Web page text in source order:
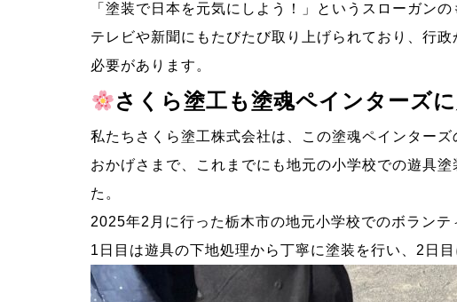
「塗装で日本を元気にしよう！」というスローガン
テレビや新聞にもたびたび取り上げられており、行
必要があります。
さくら塗工も塗魂ペインターズ
私たちさくら塗工株式会社は、この塗魂ペインター
おかげさまで、これまでにも地元の小学校での遊具
た。
2025年2月に行った栃木市の地元小学校でのボランテ
1日目は遊具の下地処理から丁寧に塗装を行い、2日